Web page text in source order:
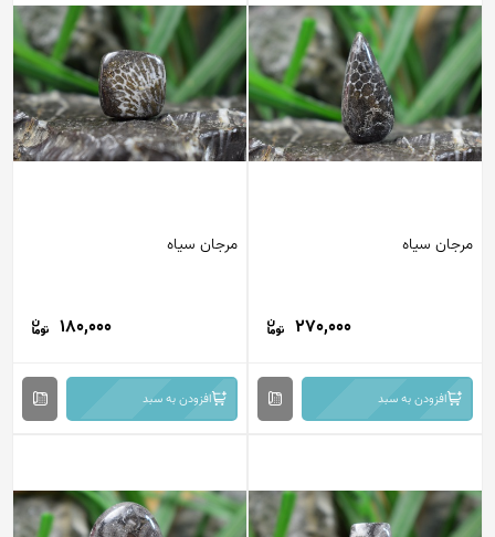
مرجان سیاه
270,000
افزودن به سبد
مرجان سیاه
180,000
افزودن به سبد